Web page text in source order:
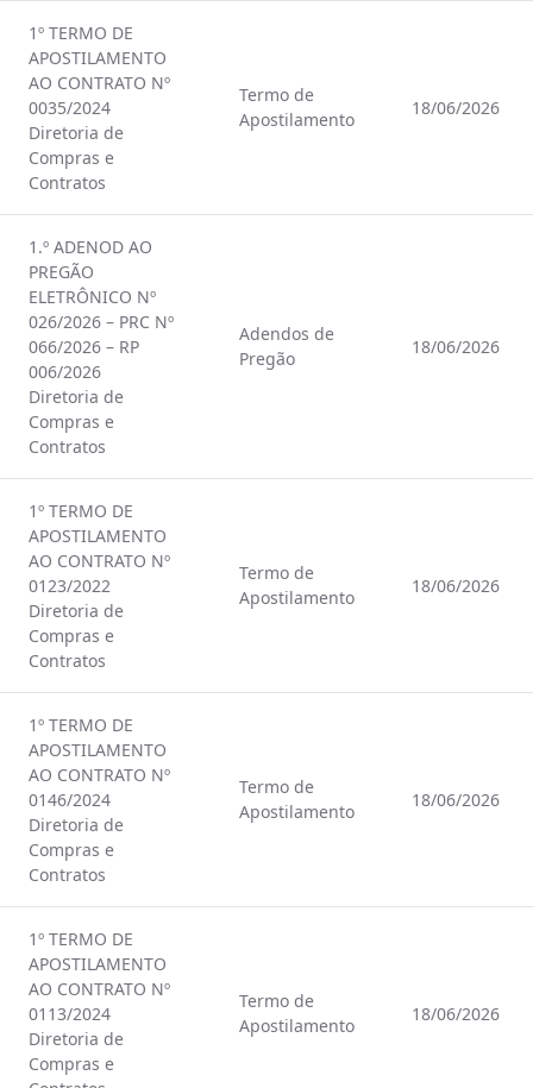
1º TERMO DE
APOSTILAMENTO
AO CONTRATO Nº
0035/2024
Diretoria de
Compras e
Contratos
Termo de
Apostilamento
18/06/2026
1.º ADENOD AO
PREGÃO
ELETRÔNICO Nº
026/2026 – PRC Nº
066/2026 – RP
006/2026
Diretoria de
Compras e
Contratos
Adendos de
Pregão
18/06/2026
1º TERMO DE
APOSTILAMENTO
AO CONTRATO Nº
0123/2022
Diretoria de
Compras e
Contratos
Termo de
Apostilamento
18/06/2026
1º TERMO DE
APOSTILAMENTO
AO CONTRATO Nº
0146/2024
Diretoria de
Compras e
Contratos
Termo de
Apostilamento
18/06/2026
1º TERMO DE
APOSTILAMENTO
AO CONTRATO Nº
0113/2024
Diretoria de
Compras e
Termo de
Apostilamento
18/06/2026